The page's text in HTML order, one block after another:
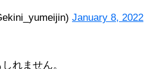
January 8, 2022
れません。